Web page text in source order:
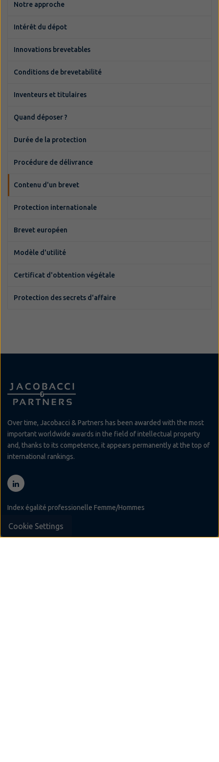
Notre approche
Intérêt du dépot
Innovations brevetables
Conditions de brevetabilité
Inventeurs et titulaires
Quand déposer ?
Durée de la protection
Procédure de délivrance
Contenu d'un brevet
Protection internationale
Brevet européen
Modèle d'utilité
Certificat d'obtention végétale
Protection des secrets d'affaire
Over time, Jacobacci & Partners has been awarded with the most
important worldwide awards in the field of intellectual property
and, thanks to its competence, it appears permanently at the top of
international rankings.
Index égalité professionelle Femme/Hommes
Site map
Cookie Settings